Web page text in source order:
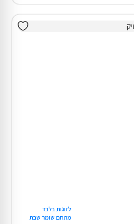
לזוגות בלבד
מתחם שומר שבת